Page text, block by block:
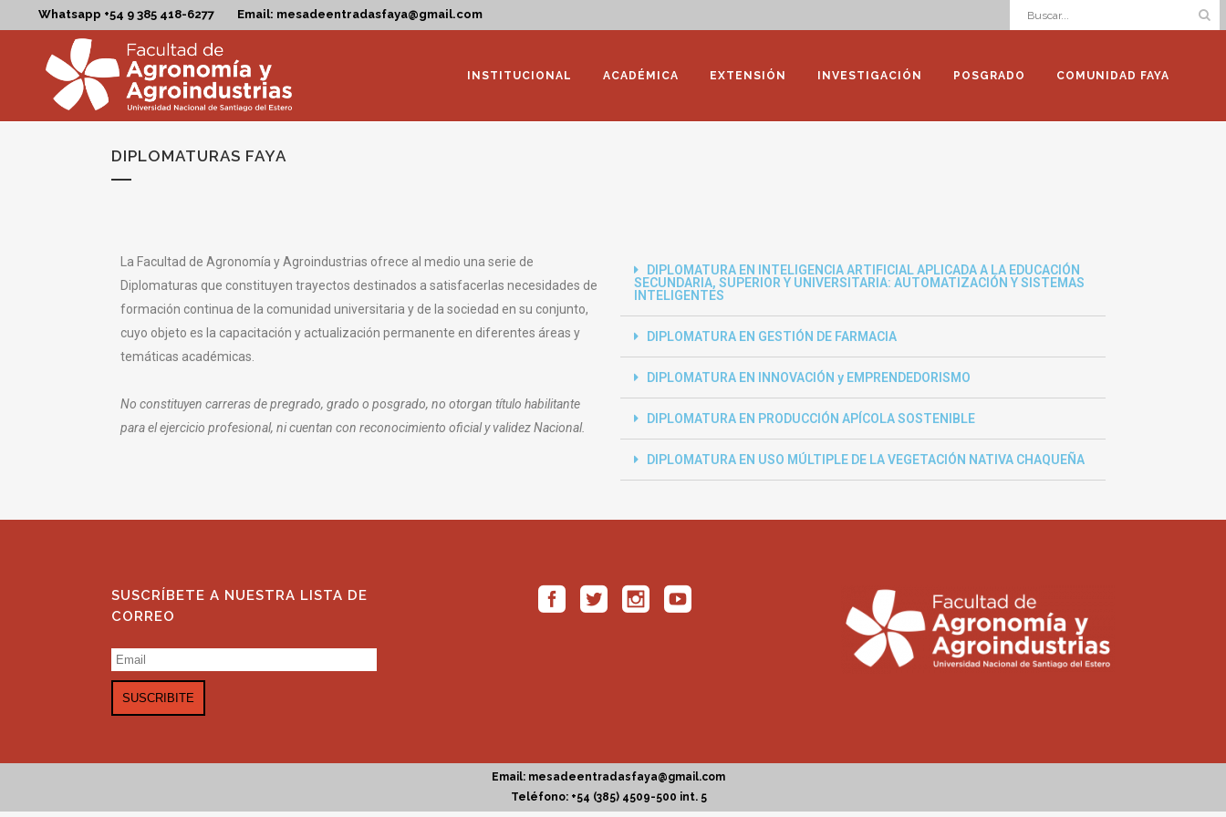
Email: mesadeentradasfaya@gmail.com
Whatsapp +54 9 385 418-6277
INSTITUCIONAL ACADÉMICA EXTENSIÓN INVESTIGACIÓN POSGRADO COMUNIDAD FAYA
DIPLOMATURAS FAYA
La Facultad de Agronomía y Agroindustrias ofrece al medio una serie de
Diplomaturas que constituyen trayectos destinados a satisfacerlas necesidades de
formación continua de la comunidad universitaria y de la sociedad en su conjunto,
cuyo objeto es la capacitación y actualización permanente en diferentes áreas y
temáticas académicas.
No constituyen carreras de pregrado, grado o posgrado, no otorgan título habilitante
para el ejercicio profesional, ni cuentan con reconocimiento oficial y validez Nacional.
DIPLOMATURA EN INTELIGENCIA ARTIFICIAL APLICADA A LA EDUCACIÓN
SECUNDARIA, SUPERIOR Y UNIVERSITARIA: AUTOMATIZACIÓN Y SISTEMAS
INTELIGENTES
DIPLOMATURA EN GESTIÓN DE FARMACIA
DIPLOMATURA EN INNOVACIÓN y EMPRENDEDORISMO
DIPLOMATURA EN PRODUCCIÓN APÍCOLA SOSTENIBLE
DIPLOMATURA EN USO MÚLTIPLE DE LA VEGETACIÓN NATIVA CHAQUEÑA
SUSCRÍBETE A NUESTRA LISTA DE
CORREO
Email: mesadeentradasfaya@gmail.com
Teléfono: +54 (385) 4509-500 int. 5